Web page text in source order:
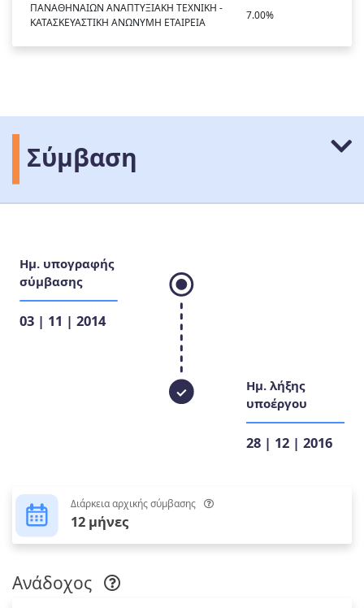
ΠΑΝΑΘΗΝΑΙΩΝ ΑΝΑΠΤΥΞΙΑΚΗ ΤΕΧΝΙΚΗ -
ΚΑΤΑΣΚΕΥΑΣΤΙΚΗ ΑΝΩΝΥΜΗ ΕΤΑΙΡΕΙΑ
7.00%
Σύμβαση
Ημ. υπογραφής
σύμβασης
03 | 11 | 2014
Ημ. λήξης
υποέργου
28 | 12 | 2016
Διάρκεια αρχικής σύμβασης
12 μήνες
Ανάδοχος